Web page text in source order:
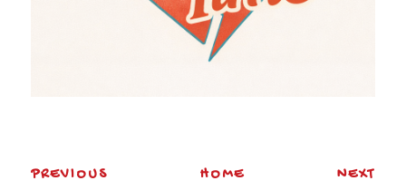
PREVIOUS HOME NEXT